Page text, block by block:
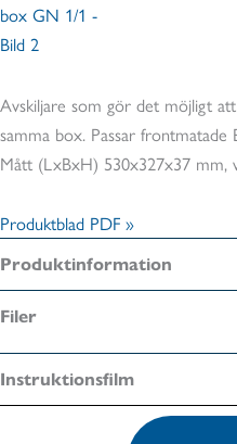
Avskiljare som gör det möjligt
samma box. Passar frontmatade
Mått (LxBxH) 530x327x37 mm,
Produktblad PDF »
Produktinformation
Filer
Instruktionsfilm